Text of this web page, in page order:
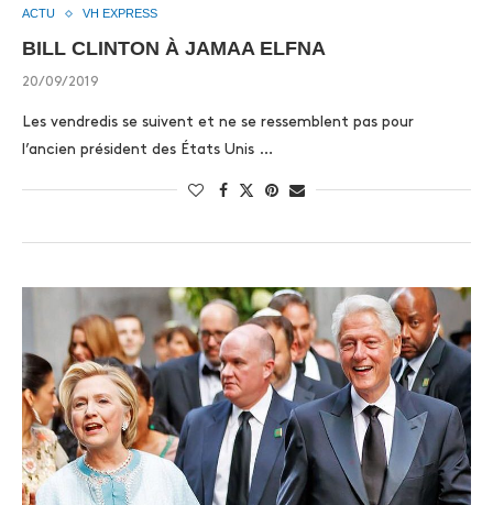
ACTU VH EXPRESS
BILL CLINTON À JAMAA ELFNA
20/09/2019
Les vendredis se suivent et ne se ressemblent pas pour
l’ancien président des États Unis …